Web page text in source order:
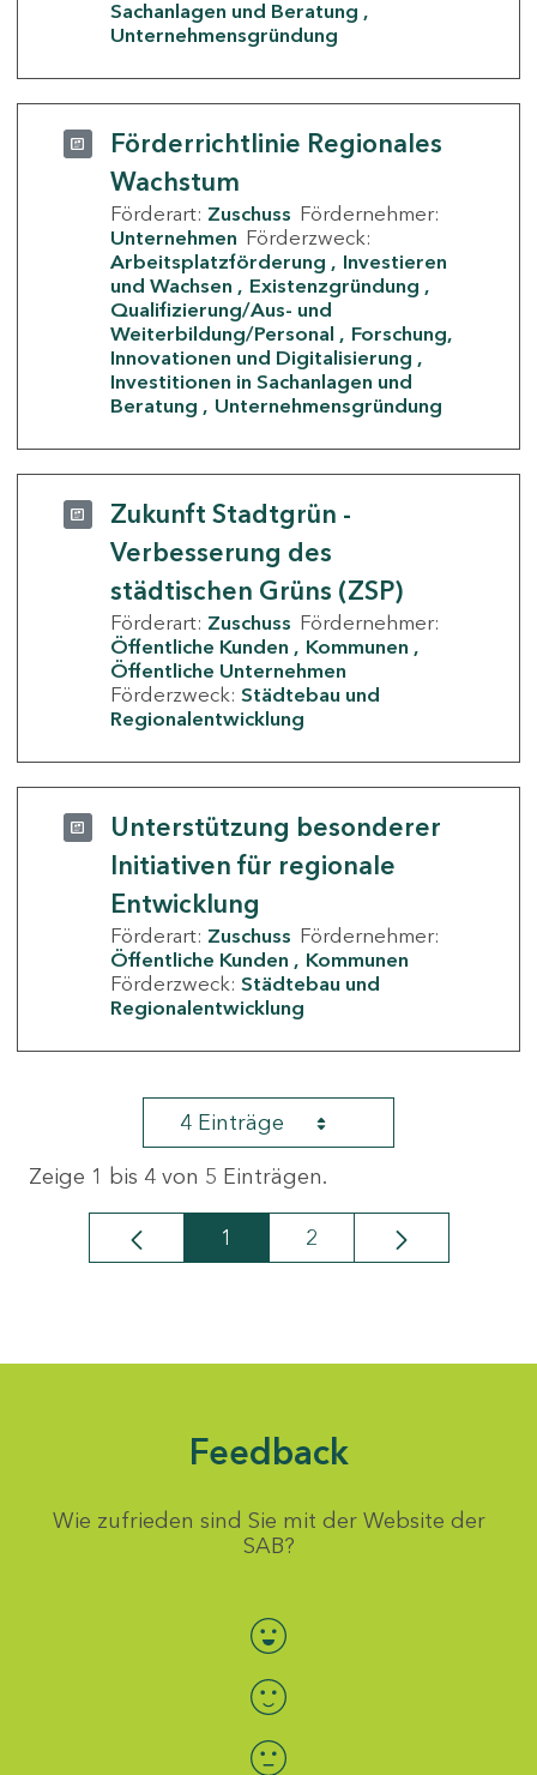
Sachanlagen und Beratung
Unternehmensgründung
Förderrichtlinie Regionales
Wachstum
Förderart: Zuschuss Fördernehmer:
Unternehmen Förderzweck:
Arbeitsplatzförderung
Investieren
und Wachsen
Existenzgründung
Qualifizierung/Aus- und
Weiterbildung/Personal
Forschung,
Innovationen und Digitalisierung
Investitionen in Sachanlagen und
Beratung
Unternehmensgründung
Zukunft Stadtgrün -
Verbesserung des
städtischen Grüns (ZSP)
Förderart: Zuschuss Fördernehmer:
Öffentliche Kunden
Kommunen
Öffentliche Unternehmen
Förderzweck: Städtebau und
Regionalentwicklung
Unterstützung besonderer
Initiativen für regionale
Entwicklung
Förderart: Zuschuss Fördernehmer:
Öffentliche Kunden
Kommunen
Förderzweck: Städtebau und
Regionalentwicklung
4 Einträge
Zeige 1 bis 4 von 5 Einträgen.
Seite
1 Seite
2
Feedback
Wie zufrieden sind Sie mit der Website der
SAB?
Bewertung auswählen